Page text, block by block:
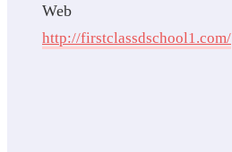
Web
http://firstclassdschool1.com/